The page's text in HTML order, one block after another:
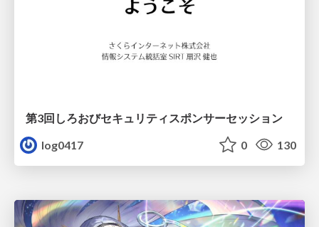
第3回しろおびセキュリティスポンサーセッション
log0417
0 130